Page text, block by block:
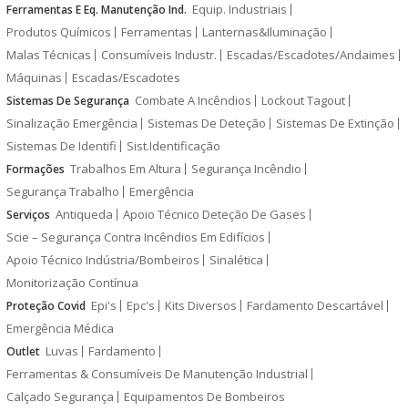
Ferramentas E Eq. Manutenção Ind. Equip. Industriais
Produtos Químicos
Ferramentas
Lanternas&Iluminação
Malas Técnicas
Consumíveis Industr.
Escadas/Escadotes/Andaimes
Máquinas
Escadas/Escadotes
Sistemas De Segurança Combate A Incêndios
Lockout Tagout
Sinalização Emergência
Sistemas De Deteção
Sistemas De Extinção
Sistemas De Identifi
Sist.Identificação
Formações Trabalhos Em Altura
Segurança Incêndio
Segurança Trabalho
Emergência
Serviços Antiqueda
Apoio Técnico Deteção De Gases
Scie – Segurança Contra Incêndios Em Edifícios
Apoio Técnico Indústria/Bombeiros
Sinalética
Monitorização Contínua
Proteção Covid Epi's Epc's Kits Diversos
Fardamento Descartável
Emergência Médica
Outlet Luvas
Fardamento
Ferramentas & Consumíveis De Manutenção Industrial
Calçado Segurança
Equipamentos De Bombeiros